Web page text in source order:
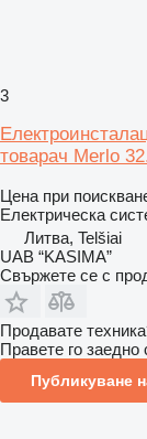
3
товарач Merlo
Цена при
Електрическа
Литва, Telšiai
UAB “KASIMA”
Свържете се с
Продавате
Правете го заедно
Публикуване